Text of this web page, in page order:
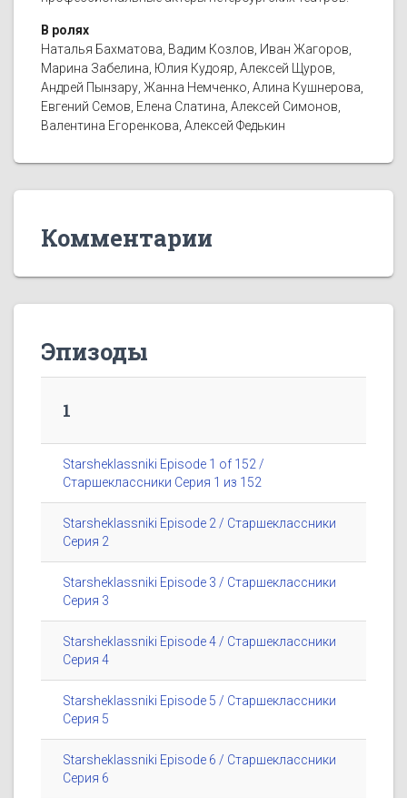
В ролях
Наталья Бахматова, Вадим Козлов, Иван Жагоров,
Марина Забелина, Юлия Кудояр, Алексей Щуров,
Андрей Пынзару, Жанна Немченко, Алина Кушнерова,
Евгений Семов, Елена Слатина, Алексей Симонов,
Валентина Егоренкова, Алексей Федькин
Комментарии
Эпизоды
1
Starsheklassniki Episode 1 of 152 /
Старшеклассники Серия 1 из 152
Starsheklassniki Episode 2 / Старшеклассники
Серия 2
Starsheklassniki Episode 3 / Старшеклассники
Серия 3
Starsheklassniki Episode 4 / Старшеклассники
Серия 4
Starsheklassniki Episode 5 / Старшеклассники
Серия 5
Starsheklassniki Episode 6 / Старшеклассники
Серия 6